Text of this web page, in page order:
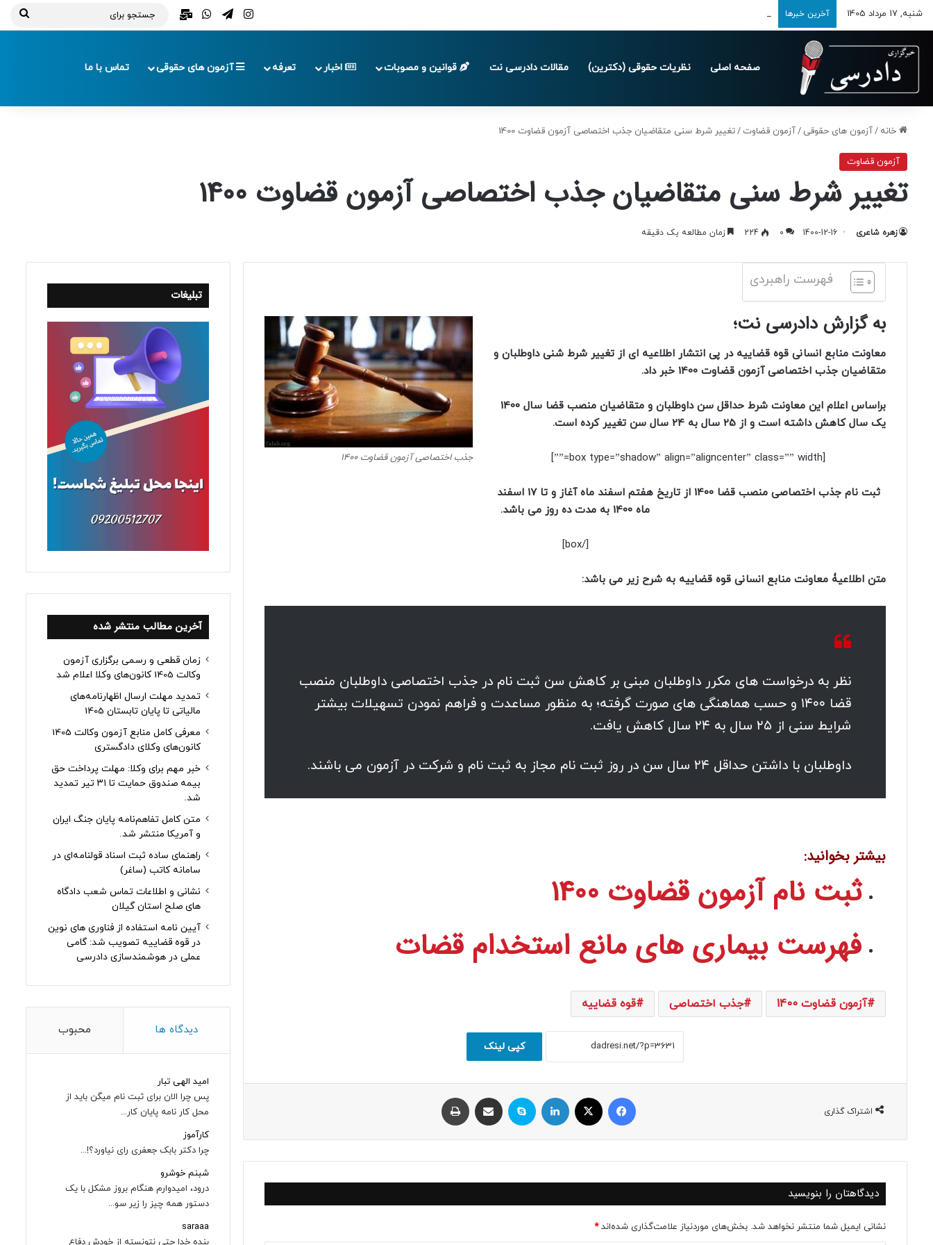
شنبه, 17 مرداد 1405 آخرین خبرها تمدید مهلت ارسال اظهارنامه‌های مالیاتی تا پایان تابستان 1405 اینستاگرام
تلگرامواتس آپ
ایمیل
صفحه اصلی نظریات حقوقی (دکترین) مقالات دادرسی نت قوانین و مصوبات اخبار تعرفه آزمون های حقوقی تماس با ما
خانه /آزمون های حقوقی /آزمون قضاوت /تغییر شرط سنی متقاضیان جذب اختصاصی آزمون قضاوت 1400
آزمون قضاوت
تغییر شرط سنی متقاضیان جذب اختصاصی آزمون قضاوت 1400
زهره شاعری 1400-12-16
0
224 زمان مطالعه یک دقیقه
فهرست راهبردی
جذب اختصاصی آزمون قضاوت 1400
به گزارش دادرسی نت؛
معاونت منابع انسانی قوه قضاییه در پی انتشار اطلاعیه ای از تغییر شرط شنی داوطلبان و
متقاضیان جذب اختصاصی آزمون قضاوت 1400 خبر داد.
براساس اعلام این معاونت شرط حداقل سن داوطلبان و متقاضیان منصب قضا سال 1400
یک سال کاهش داشته است و از 25 سال به 24 سال سن تغییر کرده است.
[box type=”shadow” align=”aligncenter” class=”” width=””]
ثبت نام جذب اختصاصی منصب قضا 1400 از تاریخ هفتم اسفند ماه آغاز و تا 17 اسفند
ماه 1400 به مدت ده روز می باشد.
[/box]
متن اطلاعیۀ معاونت منابع انسانی قوه قضاییه به شرح زیر می باشد:
نظر به درخواست های مکرر داوطلبان مبنی بر کاهش سن ثبت نام در جذب اختصاصی داوطلبان منصب
قضا ۱۴۰۰ و حسب هماهنگی های صورت گرفته؛ به منظور مساعدت و فراهم نمودن تسهیلات بیشتر
شرایط سنی از ۲۵ سال به ۲۴ سال کاهش یافت.
داوطلبان با داشتن حداقل ۲۴ سال سن در روز ثبت نام مجاز به ثبت نام و شرکت در آزمون می باشند.
بیشتر بخوانید:
ثبت نام آزمون قضاوت 1400
فهرست بیماری های مانع استخدام قضات
آزمون قضاوت 1400 جذب اختصاصی قوه قضاییه
کپی لینک
اشتراک گذاری
فیسبوک ایکس لینکداین اسکایپ اشتراک با ایمیل
دیدگاهتان را بنویسید
نشانی ایمیل شما منتشر نخواهد شد. بخش‌های موردنیاز علامت‌گذاری شده‌اند*
تبلیغات
آخرین مطالب منتشر شده
زمان قطعی و رسمی برگزاری آزمون
وکالت 1405 کانون‌های وکلا اعلام شد
تمدید مهلت ارسال اظهارنامه‌های
مالیاتی تا پایان تابستان 1405
معرفی کامل منابع آزمون وکالت 1405
کانون‌های وکلای دادگستری
خبر مهم برای وکلا: مهلت پرداخت حق
بیمه صندوق حمایت تا ۳۱ تیر تمدید
شد.
متن کامل تفاهم‌نامه پایان جنگ ایران
و آمریکا منتشر شد.
راهنمای ساده ثبت اسناد قولنامه‌ای در
سامانه کاتب (ساغر)
نشانی و اطلاعات تماس شعب دادگاه
های صلح استان گیلان
آیین نامه استفاده از فناوری های نوین
در قوه قضاییه تصویب شد: گامی
عملی در هوشمندسازی دادرسی
دیدگاه ها محبوب
امید الهی تبار
پس چرا الان برای ثبت نام میگن باید از
محل کار نامه پایان کار...
کارآموز
چرا دکتر بابک جعفری رای نیاورد؟!...
شبنم خوشرو
درود، امیدوارم هنگام بروز مشکل با یک
دستور همه چیز را زیر سو...
saraaa
بنده خدا حتی نتونسته از خودش دفاع